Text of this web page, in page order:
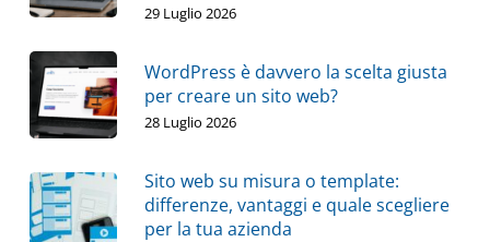
29 Luglio 2026
WordPress è davvero la scelta giusta
per creare un sito web?
28 Luglio 2026
Sito web su misura o template:
differenze, vantaggi e quale scegliere
per la tua azienda